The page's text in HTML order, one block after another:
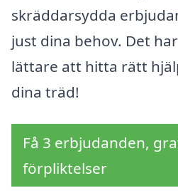
skräddarsydda
just dina behov. Det
lättare att hitta rätt
dina träd!
Få 3 erbjudanden,
förpliktelser